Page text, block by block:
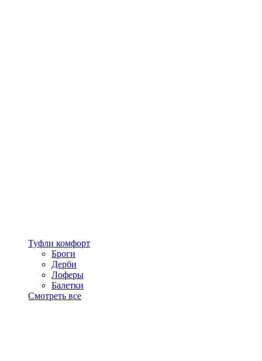
Туфли комфорт
Броги
Дерби
Лоферы
Балетки
Смотреть все